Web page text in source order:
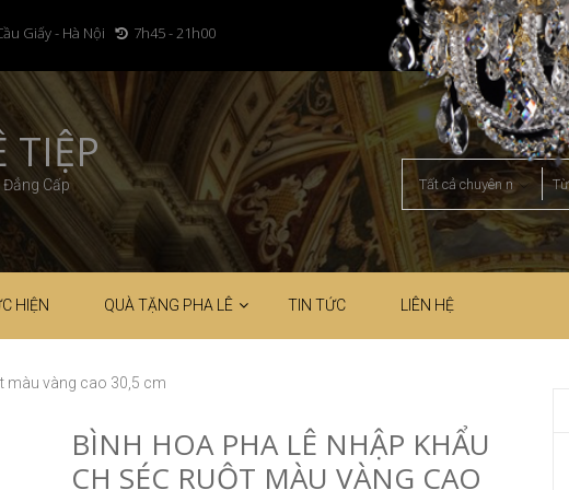
Giấy - Hà Nội 7h45 - 21h00
TIỆP
Cấp
HIỆN QUÀ TẶNG PHA LÊ TIN TỨC LIÊN HỆ
màu vàng cao 30,5 cm
BÌNH HOA PHA LÊ NHẬP KHẨU
CH SÉC RUỘT MÀU VÀNG CAO